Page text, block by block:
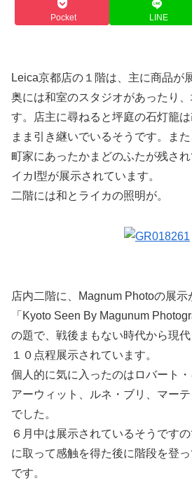
Pocket LINE
Leica京都店の１階は、主に商品が
奥には和室のスタジオがあったり
す。店主に尋ねると坪庭の石灯籠
まま引き継いでいるそうです。ま
町家にあったかまどのふたが残さ
イカI型が展示されています。
二階には和とライカの照明が。
店内二階に、Magnum Photoの展示
「Kyoto Seen By Magunum
の題で、戦後まもない時代から現
１０点程展示されています。
個人的に気に入ったのはロバート
アーウィット、ルネ・ブリ、マー
でした。
６月中は展示されているそうです
に取って感触を得た後に階段を登
です。